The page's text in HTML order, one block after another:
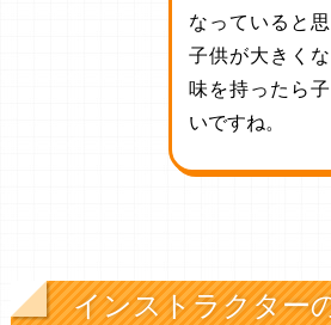
なっていると
子供が大きく
味を持ったら
いですね。
インストラクター